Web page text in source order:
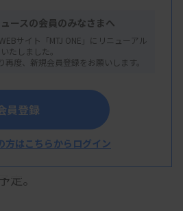
興協会（JACLaS）はこのほ
いる学生の優秀な演題を表彰
2025」の受賞者を決定した。
定。
ースの会員のみなさまへ
サイト「MTJ ONE」にリニューアル
いたしました。
度、新規会員登録をお願いします。
員登録
方はこちらからログイン